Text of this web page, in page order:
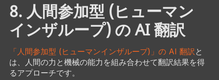
8. 人間参加型 (ヒューマン
インザループ) の AI 翻訳
「人間参加型 (ヒューマンインザループ)」の AI 翻訳 と
は、人間の力と機械の能力を組み合わせて翻訳結果を得
るアプローチです。